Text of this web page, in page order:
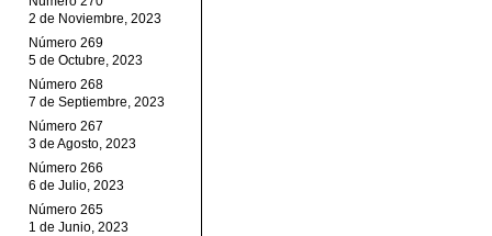
2 de Noviembre, 2023
Número 269
5 de Octubre, 2023
Número 268
7 de Septiembre, 2023
Número 267
3 de Agosto, 2023
Número 266
6 de Julio, 2023
Número 265
1 de Junio, 2023